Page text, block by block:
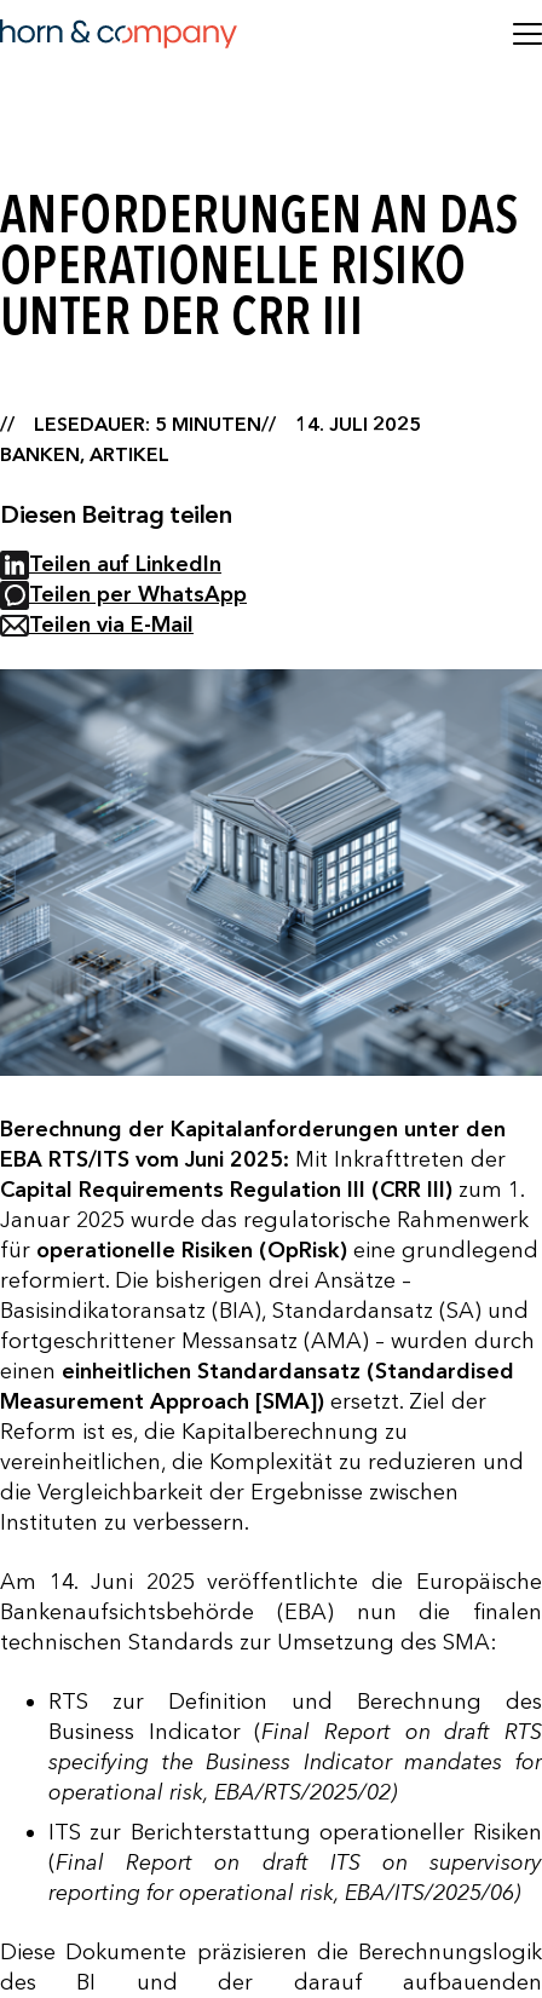
ANFORDERUNGEN AN DAS
OPERATIONELLE RISIKO
UNTER DER CRR III
LESEDAUER: 5 MINUTEN
14. JULI 2025
BANKEN, ARTIKEL
Diesen Beitrag teilen
Teilen auf LinkedIn
Teilen per WhatsApp
Teilen via E-Mail
Berechnung der Kapitalanforderungen unter den
EBA RTS/ITS vom Juni 2025: Mit Inkrafttreten der
Capital Requirements Regulation III (CRR III) zum 1.
Januar 2025 wurde das regulatorische Rahmenwerk
für operationelle Risiken (OpRisk) eine grundlegend
reformiert. Die bisherigen drei Ansätze –
Basisindikatoransatz (BIA), Standardansatz (SA) und
fortgeschrittener Messansatz (AMA) – wurden durch
einen einheitlichen Standardansatz (Standardised
Measurement Approach [SMA]) ersetzt. Ziel der
Reform ist es, die Kapitalberechnung zu
vereinheitlichen, die Komplexität zu reduzieren und
die Vergleichbarkeit der Ergebnisse zwischen
Instituten zu verbessern.
Am 14. Juni 2025 veröffentlichte die Europäische
Bankenaufsichtsbehörde (EBA) nun die finalen
technischen Standards zur Umsetzung des SMA:
RTS zur Definition und Berechnung des
Business Indicator (Final Report on draft RTS
specifying the Business Indicator mandates for
operational risk, EBA/RTS/2025/02)
ITS zur Berichterstattung operationeller Risiken
(Final Report on draft ITS on supervisory
reporting for operational risk, EBA/ITS/2025/06)
Diese Dokumente präzisieren die Berechnungslogik
des BI und der darauf aufbauenden